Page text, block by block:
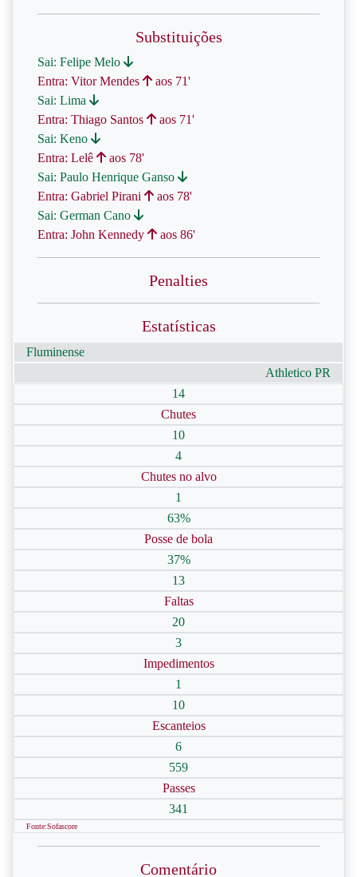
Substituições
Sai: Felipe Melo
Entra: Vitor Mendes
aos 71'
Sai: Lima
Entra: Thiago Santos
aos 71'
Sai: Keno
Entra: Lelê
aos 78'
Sai: Paulo Henrique Ganso
Entra: Gabriel Pirani
aos 78'
Sai: German Cano
Entra: John Kennedy
aos 86'
Penalties
Estatísticas
Fluminense
Athletico PR
14
Chutes
10
4
Chutes no alvo
1
63%
Posse de bola
37%
13
Faltas
20
3
Impedimentos
1
10
Escanteios
6
559
Passes
341
Fonte:Sofascore
Comentário